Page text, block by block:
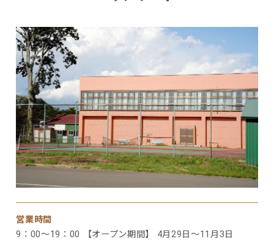
営業時間
9：00～19：00 【オープン期間】 4月29日～11月3日